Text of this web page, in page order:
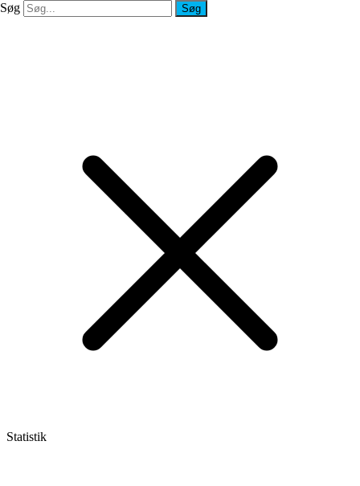
Søg Søg
Statistik